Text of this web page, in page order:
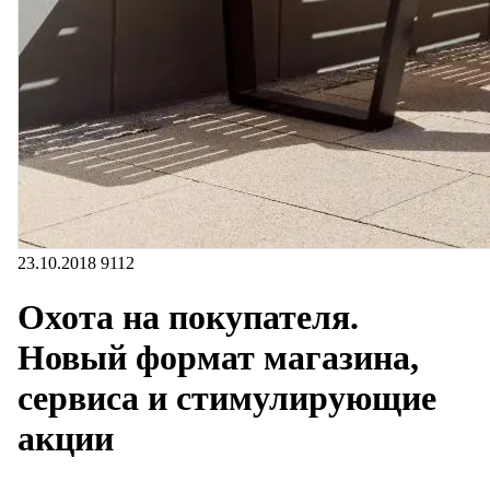
23.10.2018 9112
Охота на покупателя.
Новый формат магазина,
сервиса и стимулирующие
акции